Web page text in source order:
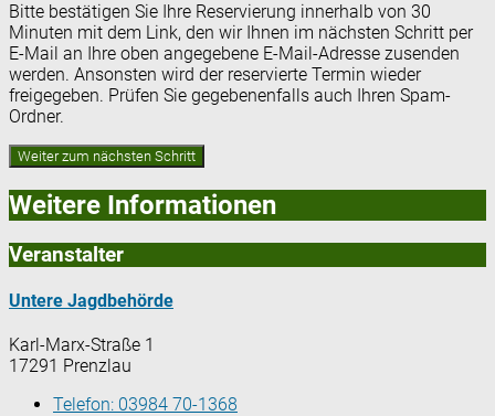
Bitte bestätigen Sie Ihre Reservierung innerhalb von 30
Minuten mit dem Link, den wir Ihnen im nächsten Schritt per
E-Mail an Ihre oben angegebene E-Mail-Adresse zusenden
werden. Ansonsten wird der reservierte Termin wieder
freigegeben. Prüfen Sie gegebenenfalls auch Ihren Spam-
Ordner.
Weitere Informationen
Veranstalter
Untere Jagdbehörde
Karl-Marx-Straße 1
17291 Prenzlau
Telefon: 03984 70-1368